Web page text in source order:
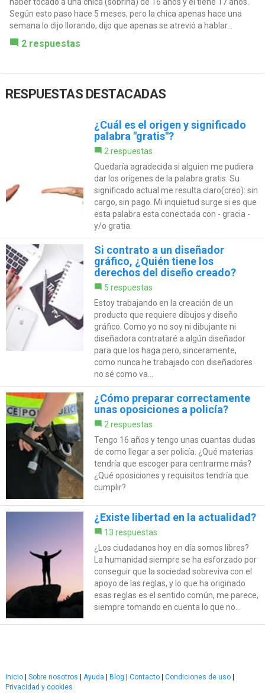
Según esto paso hace 5 meses, pero la chica apenas hace una
semana lo dijo llorando, dijo que apenas se atrevió a hablar...
2 respuestas
RESPUESTAS DESTACADAS
¿Cuál es el origen y significado
palabra "gratis"?
2 respuestas
Quedaría agradecida si alguien me pudiera
dar los orígenes de la palabra gratis. Su
significado actual me resulta claro(creo): sin
cargo, sin pago. Mi inquietud surge si es que
esta palabra esta conectada con - gracia -
y/o gratia.
Si contrato a un diseñador
gráfico, ¿Quién tiene los
derechos del diseño creado?
5 respuestas
Estoy trabajando en la creación de un
producto que requiere dibujos y diseño
gráfico. Como yo no soy ni dibujante ni
diseñadora contrataré a algún diseñador
para que los haga pero, sinceramente,
como nunca he trabajado con diseñadores
no sé como va...
¿Cómo preparar correctamente
unas oposiciones a policía?
2 respuestas
Tengo 16 años y tengo unas cuantas dudas
de como llegar a ser policía. ¿Qué materias
tendría que escoger para centrarme más?
¿Qué oposiciones y requisitos tendría que
cumplir?
¿Existe libertad en la actualidad?
13 respuestas
¿Los ciudadanos hoy en día somos libres?
La humanidad siempre se ha esforzado por
conseguir que la sociedad sobreviva con el
apoyo de las reglas, y lo que ha originado
esas reglas es el sentido común, me parece,
siempre tomando en cuenta lo que no...
Inicio Sobre nosotros Ayuda Blog Contacto Condiciones de uso
Privacidad y cookies